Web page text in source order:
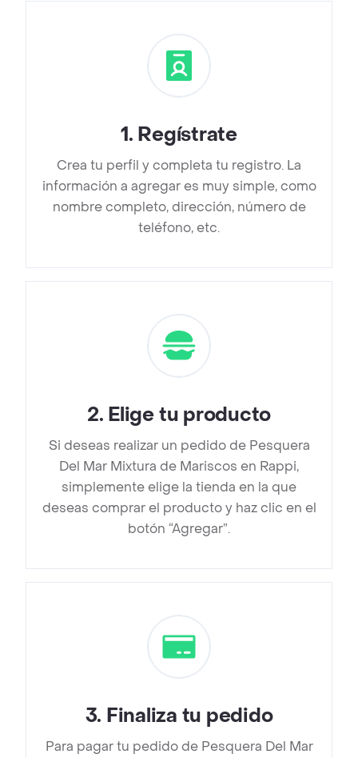
1. Regístrate
Crea tu perfil y completa tu registro. La
información a agregar es muy simple, como
nombre completo, dirección, número de
teléfono, etc.
2. Elige tu producto
Si deseas realizar un pedido de Pesquera
Del Mar Mixtura de Mariscos en Rappi,
simplemente elige la tienda en la que
deseas comprar el producto y haz clic en el
botón “Agregar”.
3. Finaliza tu pedido
Para pagar tu pedido de Pesquera Del Mar